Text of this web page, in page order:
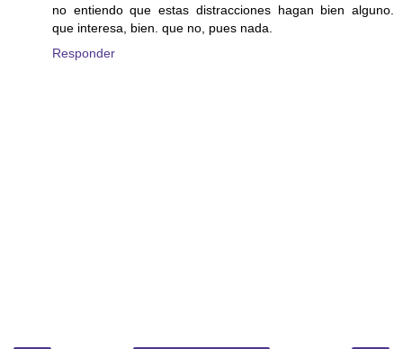
no entiendo que estas distracciones hagan bien alguno.
que interesa, bien. que no, pues nada.
Responder